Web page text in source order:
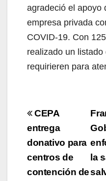
agradeció el apoyo
empresa privada
COVID-19. Con
realizado un
requirieren para
de
entradasla
CEPA
entrega
donativo para
centros de
contención de